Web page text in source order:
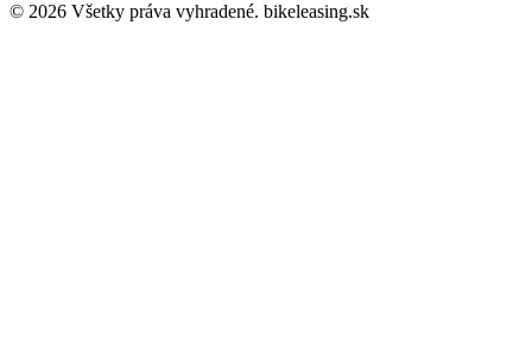
© 2026 Všetky práva vyhradené. bikeleasing.sk